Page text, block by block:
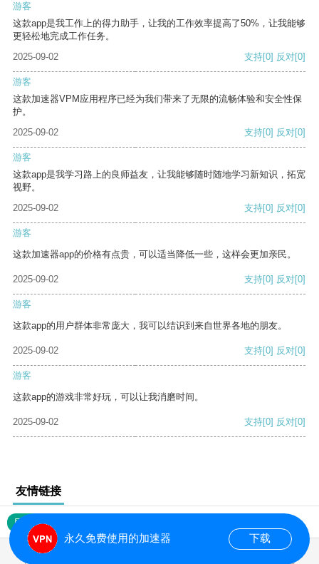
游客
这款app是我工作上的得力助手，让我的工作效率提高了50%，让我能够
更轻松地完成工作任务。
2025-09-02
支持[0] 反对[0]
游客
这款加速器VPM应用程序已经为我们带来了无限的流畅体验和安全性保
护。
2025-09-02
支持[0] 反对[0]
游客
这款app是我学习路上的良师益友，让我能够随时随地学习新知识，拓宽
视野。
2025-09-02
支持[0] 反对[0]
游客
这款加速器app的价格有点贵，可以适当降低一些，这样会更加亲民。
2025-09-02 支持[0] 反对[0]
游客
这款app的用户群体非常庞大，我可以结识到来自世界各地的朋友。
2025-09-02 支持[0] 反对[0]
游客
这款app的游戏非常好玩，可以让我消磨时间。
2025-09-02 支持[0] 反对[0]
友情链接
网站地图
永久免费使用的加速器 下载